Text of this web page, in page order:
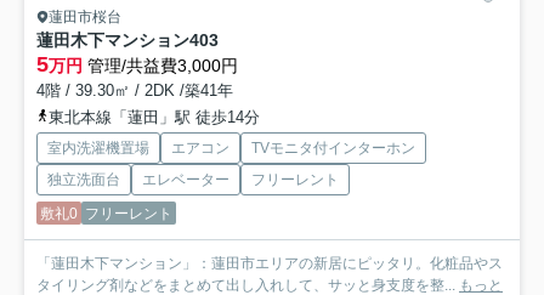
蓮田市桜台
蓮田木下マンション403
5万円 管理/共益費3,000円
4階 / 39.30㎡ / 2DK /築41年
東北本線「蓮田」駅 徒歩14分
室内洗濯機置場 エアコン
TVモニタ付インターホン
独立洗面台
エレベーター
フリーレント
敷礼0 フリーレント
「蓮田木下マンション」：蓮田市エリアの新居にピッタリ。化粧品やス
タイリング剤などをまとめて出し入れして、サッと身支度を整... もっと